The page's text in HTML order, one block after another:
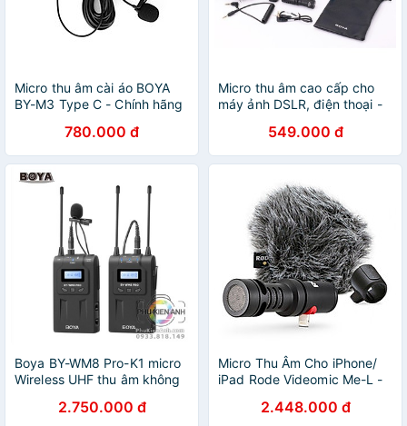
Micro thu âm cài áo BOYA
BY-M3 Type C - Chính hãng
780.000 đ
Micro thu âm cao cấp cho
máy ảnh DSLR, điện thoại -
549.000 đ
Boya BY-WM8 Pro-K1 micro
Wireless UHF thu âm không
2.750.000 đ
Micro Thu Âm Cho iPhone/
iPad Rode Videomic Me-L -
2.448.000 đ